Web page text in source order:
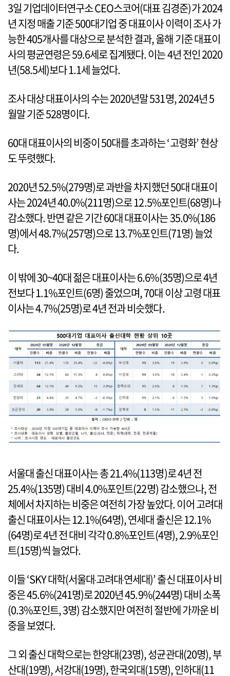
3일 기업데이터연구소 CEO스코어(대표 김경준)가 2024
년 지정 매출 기준 500대기업 중 대표이사 이력이 조사 가
능한 405개사를 대상으로 분석한 결과, 올해 기준 대표이
사의 평균연령은 59.6세로 집계됐다. 이는 4년 전인 2020
년(58.5세)보다 1.1세 늘었다.
조사 대상 대표이사의 수는 2020년말 531명, 2024년 5
월말 기준 528명이다.
60대 대표이사의 비중이 50대를 초과하는 ‘고령화’ 현상
도 뚜렷했다.
2020년 52.5%(279명)로 과반을 차지했던 50대 대표이
사는 2024년 40.0%(211명)으로 12.5%포인트(68명)나
감소했다. 반면 같은 기간 60대 대표이사는 35.0%(186
명)에서 48.7%(257명)으로 13.7%포인트(71명) 늘었
다.
이 밖에 30~40대 젊은 대표이사는 6.6%(35명)으로 4년
전보다 1.1%포인트(6명) 줄었으며, 70대 이상 고령 대표
이사는 4.7%(25명)로 4년 전과 비슷했다.
서울대 출신 대표이사는 총 21.4%(113명)로 4년 전
25.4%(135명) 대비 4.0%포인트(22명) 감소했으나, 전
체에서 차지하는 비중은 여전히 가장 높았다. 이어 고려대
출신 대표이사는 12.1%(64명), 연세대 출신은 12.1%
(64명)로 4년 전 대비 각각 0.8%포인트(4명), 2.9%포인
트(15명)씩 늘었다.
이들 ‘SKY 대학(서울대‧고려대‧연세대)’ 출신 대표이사 비
중은 45.6%(241명)로 2020년 45.9%(244명) 대비 소폭
(0.3%포인트, 3명) 감소했지만 여전히 절반에 가까운 비
중을 보였다.
그 외 출신 대학으로는 한양대(23명), 성균관대(20명), 부
산대(19명), 서강대(19명), 한국외대(15명), 인하대(11